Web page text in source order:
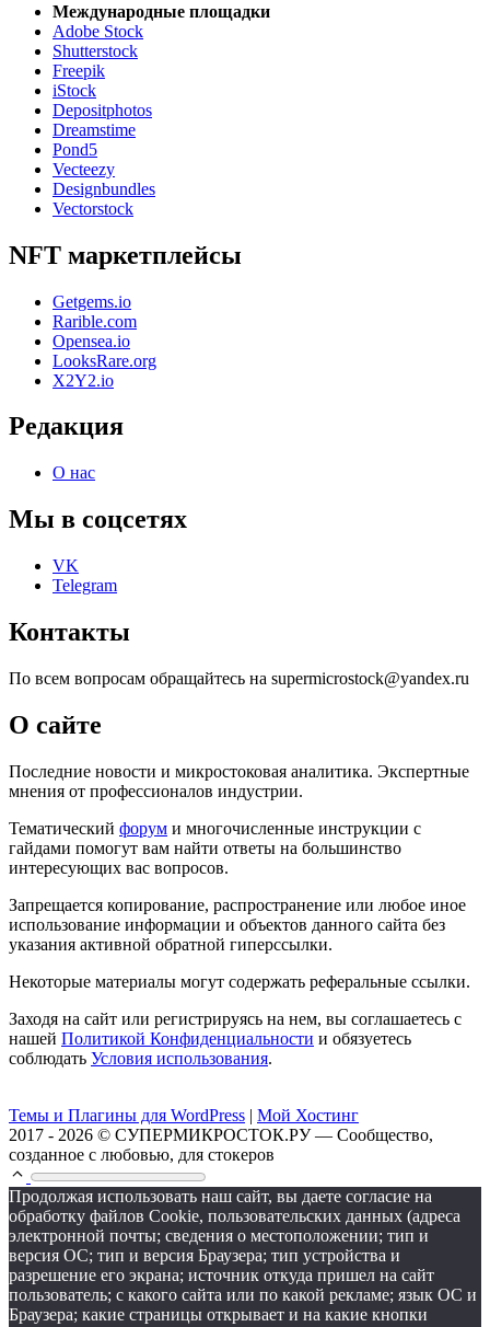
Международные площадки
Adobe Stock
Shutterstock
Freepik
iStock
Depositphotos
Dreamstime
Pond5
Vecteezy
Designbundles
Vectorstock
NFT маркетплейсы
Getgems.io
Rarible.com
Opensea.io
LooksRare.org
X2Y2.io
Редакция
О нас
Мы в соцсетях
VK
Telegram
Контакты
По всем вопросам обращайтесь на supermicrostock@yandex.ru
О сайте
Последние новости и микростоковая аналитика. Экспертные
мнения от профессионалов индустрии.
Тематический форум и многочисленные инструкции с
гайдами помогут вам найти ответы на большинство
интересующих вас вопросов.
Запрещается копирование, распространение или любое иное
использование информации и объектов данного сайта без
указания активной обратной гиперссылки.
Некоторые материалы могут содержать реферальные ссылки.
Заходя на сайт или регистрируясь на нем, вы соглашаетесь с
нашей Политикой Конфиденциальности и обязуетесь
соблюдать Условия использования.
Темы и Плагины для WordPress | Мой Хостинг
2017 - 2026 © СУПЕРМИКРОСТОК.РУ — Сообщество,
созданное с любовью, для стокеров
Продолжая использовать наш сайт, вы даете согласие на
обработку файлов Cookie, пользовательских данных (адреса
электронной почты; сведения о местоположении; тип и
версия ОС; тип и версия Браузера; тип устройства и
разрешение его экрана; источник откуда пришел на сайт
пользователь; с какого сайта или по какой рекламе; язык ОС и
Браузера; какие страницы открывает и на какие кнопки